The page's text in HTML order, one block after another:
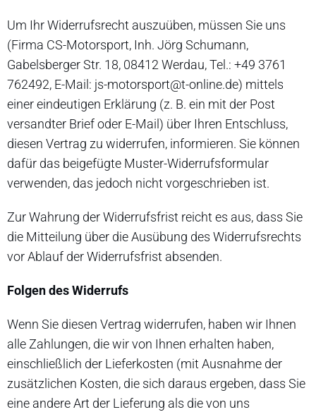
Um Ihr Widerrufsrecht auszuüben, müssen Sie uns
(Firma CS-Motorsport, Inh. Jörg Schumann,
Gabelsberger Str. 18, 08412 Werdau, Tel.: +49 3761
762492, E-Mail: js-motorsport@t-online.de) mittels
einer eindeutigen Erklärung (z. B. ein mit der Post
versandter Brief oder E-Mail) über Ihren Entschluss,
diesen Vertrag zu widerrufen, informieren. Sie können
dafür das beigefügte Muster-Widerrufsformular
verwenden, das jedoch nicht vorgeschrieben ist.
Zur Wahrung der Widerrufsfrist reicht es aus, dass Sie
die Mitteilung über die Ausübung des Widerrufsrechts
vor Ablauf der Widerrufsfrist absenden.
Folgen des Widerrufs
Wenn Sie diesen Vertrag widerrufen, haben wir Ihnen
alle Zahlungen, die wir von Ihnen erhalten haben,
einschließlich der Lieferkosten (mit Ausnahme der
zusätzlichen Kosten, die sich daraus ergeben, dass Sie
eine andere Art der Lieferung als die von uns